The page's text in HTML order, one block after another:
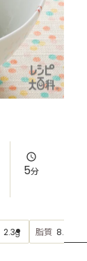
5分
2.3g 脂質 8.3